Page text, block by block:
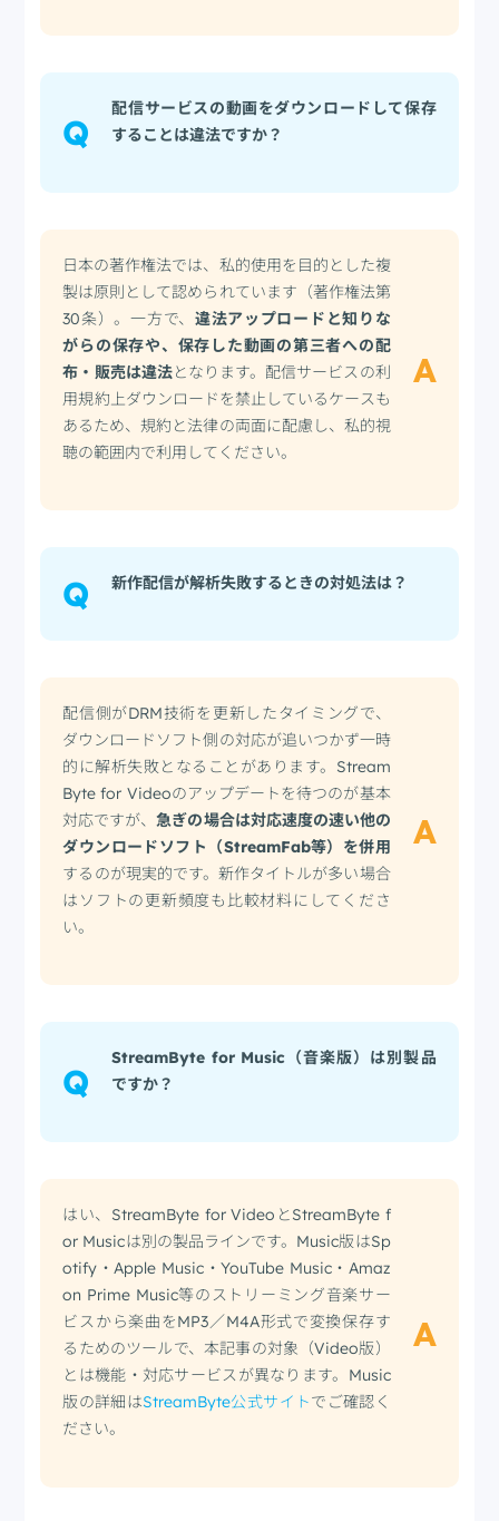
Q
配信サービスの動画をダウンロードして保存
することは違法ですか？
日本の著作権法では、私的使用を目的とした複
製は原則として認められています（著作権法第
30条）。一方で、 違法アップロードと知りな
がらの保存や、保存した動画の第三者への配
布・販売は違法となります。配信サービスの利
用規約上ダウンロードを禁止しているケースも
あるため、規約と法律の両面に配慮し、私的視
聴の範囲内で利用してください。
A
Q 新作配信が解析失敗するときの対処法は？
配信側がDRM技術を更新したタイミングで、
ダウンロードソフト側の対応が追いつかず一時
的に解析失敗となることがあります。Stream
Byte for Videoのアップデートを待つのが基本
対応ですが、急ぎの場合は対応速度の速い他の
ダウンロードソフト（StreamFab等）を併用
するのが現実的です。新作タイトルが多い場合
はソフトの更新頻度も比較材料にしてくださ
い。
A
Q
StreamByte for Music（音楽版）は別製品
ですか？
はい、StreamByte for VideoとStreamByte f
or Musicは別の製品ラインです。Music版はSp
otify・Apple Music・YouTube Music・Amaz
on Prime Music等のストリーミング音楽サー
ビスから楽曲をMP3／M4A形式で変換保存す
るためのツールで、本記事の対象（Video版）
とは機能・対応サービスが異なります。Music
版の詳細はStreamByte公式サイトでご確認く
ださい。
A